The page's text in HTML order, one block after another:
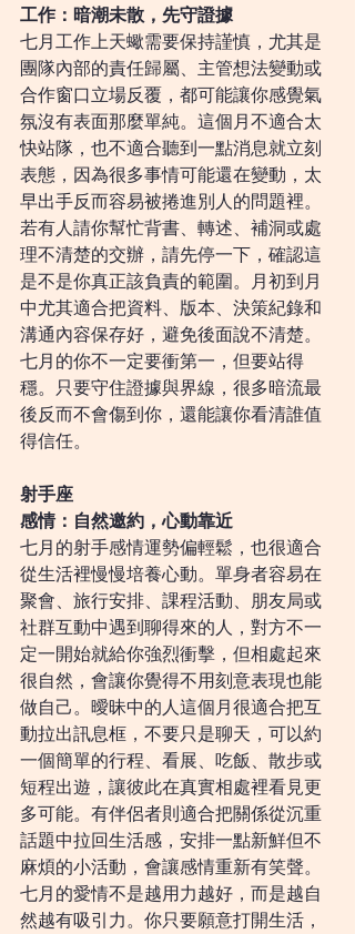
工作：暗潮未散，先守證據
七月工作上天蠍需要保持謹慎，尤其是
團隊內部的責任歸屬、主管想法變動或
合作窗口立場反覆，都可能讓你感覺氣
氛沒有表面那麼單純。這個月不適合太
快站隊，也不適合聽到一點消息就立刻
表態，因為很多事情可能還在變動，太
早出手反而容易被捲進別人的問題裡。
若有人請你幫忙背書、轉述、補洞或處
理不清楚的交辦，請先停一下，確認這
是不是你真正該負責的範圍。月初到月
中尤其適合把資料、版本、決策紀錄和
溝通內容保存好，避免後面說不清楚。
七月的你不一定要衝第一，但要站得
穩。只要守住證據與界線，很多暗流最
後反而不會傷到你，還能讓你看清誰值
得信任。
射手座
感情：自然邀約，心動靠近
七月的射手感情運勢偏輕鬆，也很適合
從生活裡慢慢培養心動。單身者容易在
聚會、旅行安排、課程活動、朋友局或
社群互動中遇到聊得來的人，對方不一
定一開始就給你強烈衝擊，但相處起來
很自然，會讓你覺得不用刻意表現也能
做自己。曖昧中的人這個月很適合把互
動拉出訊息框，不要只是聊天，可以約
一個簡單的行程、看展、吃飯、散步或
短程出遊，讓彼此在真實相處裡看見更
多可能。有伴侶者則適合把關係從沉重
話題中拉回生活感，安排一點新鮮但不
麻煩的小活動，會讓感情重新有笑聲。
七月的愛情不是越用力越好，而是越自
然越有吸引力。你只要願意打開生活，